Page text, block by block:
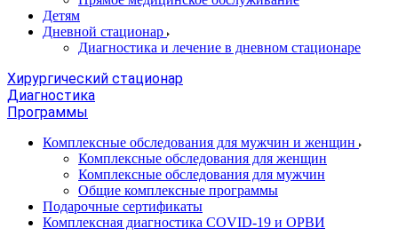
Детям
Дневной стационар
Диагностика и лечение в дневном стационаре
Хирургический стационар
Диагностика
Программы
Комплексные обследования для мужчин и женщин
Комплексные обследования для женщин
Комплексные обследования для мужчин
Общие комплексные программы
Подарочные сертификаты
Комплексная диагностика COVID-19 и ОРВИ